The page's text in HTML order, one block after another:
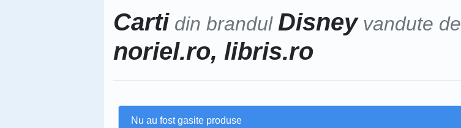
Carti din brandul Disneyvandute de
noriel.ro, libris.ro
Nu au fost gasite produse